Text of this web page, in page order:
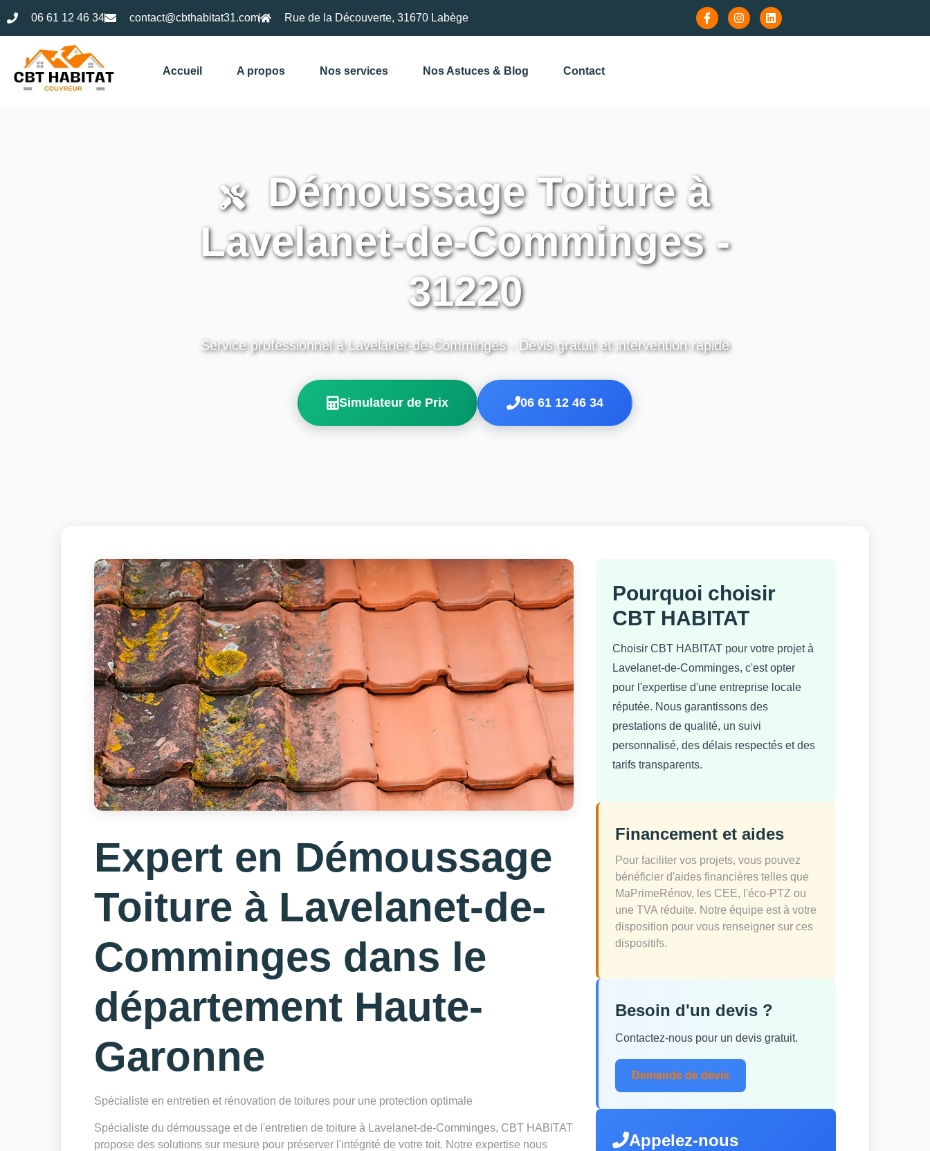
06 61 12 46 34 contact@cbthabitat31.com Rue de la Découverte, 31670 Labège
Accueil A propos Nos services Nos Astuces & Blog Contact
Démoussage Toiture à
Lavelanet-de-Comminges -
31220
Service professionnel à Lavelanet-de-Comminges - Devis gratuit et intervention rapide
Simulateur de Prix 06 61 12 46 34
Expert en Démoussage
Toiture à Lavelanet-de-
Comminges dans le
département Haute-
Garonne
Spécialiste en entretien et rénovation de toitures pour une protection optimale
Spécialiste du démoussage et de l'entretien de toiture à Lavelanet-de-Comminges, CBT HABITAT
propose des solutions sur mesure pour préserver l'intégrité de votre toit. Notre expertise nous
Pourquoi choisir
CBT HABITAT
Choisir CBT HABITAT pour votre projet à
Lavelanet-de-Comminges, c'est opter
pour l'expertise d'une entreprise locale
réputée. Nous garantissons des
prestations de qualité, un suivi
personnalisé, des délais respectés et des
tarifs transparents.
Financement et aides
Pour faciliter vos projets, vous pouvez
bénéficier d'aides financières telles que
MaPrimeRénov, les CEE, l'éco-PTZ ou
une TVA réduite. Notre équipe est à votre
disposition pour vous renseigner sur ces
dispositifs.
Besoin d'un devis ?
Contactez-nous pour un devis gratuit.
Demande de devis
Appelez-nous